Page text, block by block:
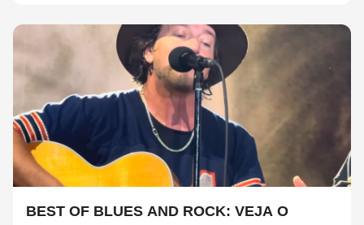
BEST OF BLUES AND ROCK: VEJA O